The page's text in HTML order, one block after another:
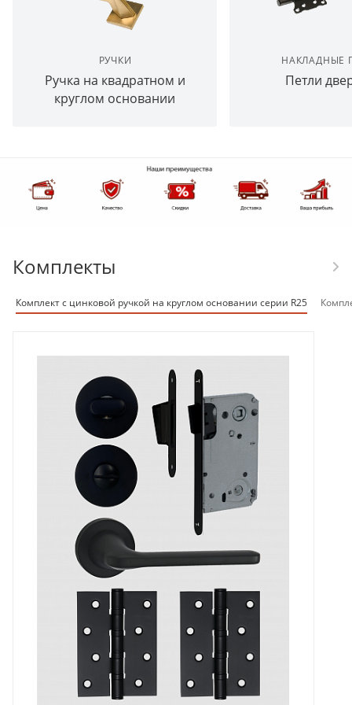
РУЧКИ
Ручка на квадратном и
круглом основании
НАКЛАДНЫЕ
Петли
Комплекты
Комплект с цинковой ручкой на круглом основании серии R25